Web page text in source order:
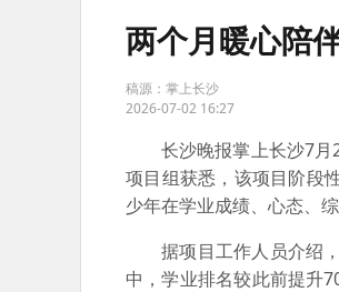
两个月暖心陪
稿源：掌上长沙
2026-07-02 16:27
长沙晚报掌上长沙7月
项目组获悉，该项目阶段
少年在学业成绩、心态、
据项目工作人员介绍
中，学业排名较此前提升